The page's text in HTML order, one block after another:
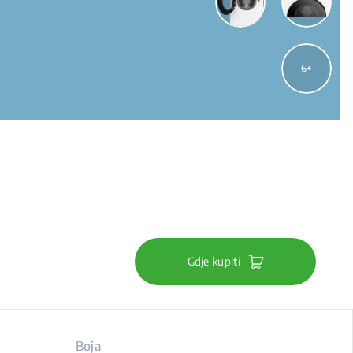
6
Gdje kupiti
Boja